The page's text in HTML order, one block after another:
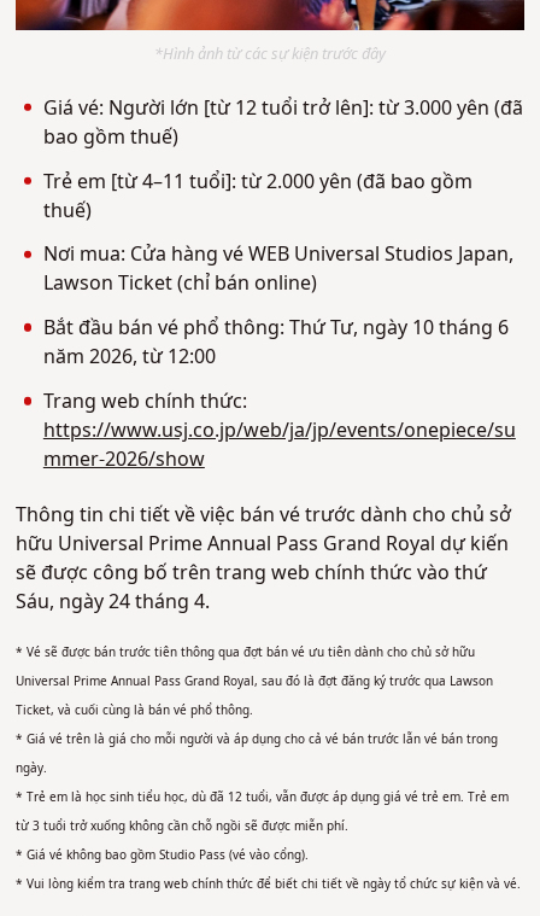
*Hình ảnh từ các sự kiện trước đây
Giá vé: Người lớn [từ 12 tuổi trở lên]: từ 3.000 yên (đã
bao gồm thuế)
Trẻ em [từ 4–11 tuổi]: từ 2.000 yên (đã bao gồm
thuế)
Nơi mua: Cửa hàng vé WEB Universal Studios Japan,
Lawson Ticket (chỉ bán online)
Bắt đầu bán vé phổ thông: Thứ Tư, ngày 10 tháng 6
năm 2026, từ 12:00
Trang web chính thức:
https://www.usj.co.jp/web/ja/jp/events/onepiece/su
mmer-2026/show
Thông tin chi tiết về việc bán vé trước dành cho chủ sở
hữu Universal Prime Annual Pass Grand Royal dự kiến
sẽ được công bố trên trang web chính thức vào thứ
Sáu, ngày 24 tháng 4.
* Vé sẽ được bán trước tiên thông qua đợt bán vé ưu tiên dành cho chủ sở hữu
Universal Prime Annual Pass Grand Royal, sau đó là đợt đăng ký trước qua Lawson
Ticket, và cuối cùng là bán vé phổ thông.
* Giá vé trên là giá cho mỗi người và áp dụng cho cả vé bán trước lẫn vé bán trong
ngày.
* Trẻ em là học sinh tiểu học, dù đã 12 tuổi, vẫn được áp dụng giá vé trẻ em. Trẻ em
từ 3 tuổi trở xuống không cần chỗ ngồi sẽ được miễn phí.
* Giá vé không bao gồm Studio Pass (vé vào cổng).
* Vui lòng kiểm tra trang web chính thức để biết chi tiết về ngày tổ chức sự kiện và vé.